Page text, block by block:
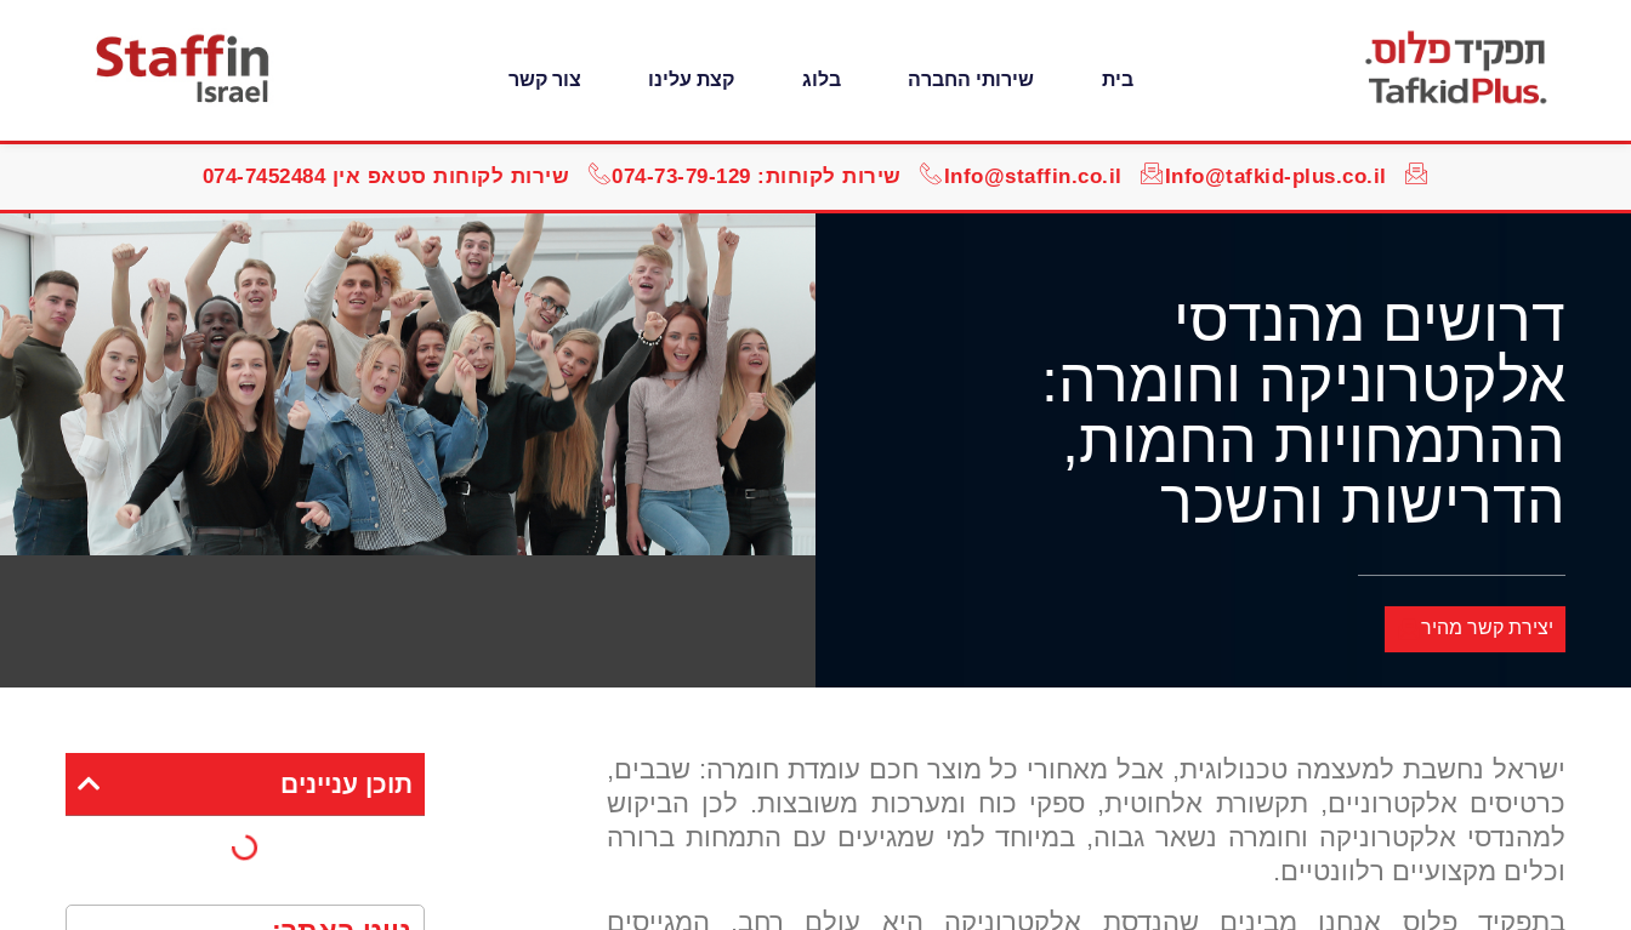
בית שירותי החברה בלוג קצת עלינו צור קשר
Info@tafkid-plus.co.il
Info@staffin.co.il שירות לקוחות: 074-73-79-129 שירות לקוחות סטאפ אין 074-7452484
דרושים מהנדסי
אלקטרוניקה וחומרה:
ההתמחויות החמות,
הדרישות והשכר
יצירת קשר מהיר
ישראל נחשבת למעצמה טכנולוגית, אבל מאחורי כל מוצר חכם עומדת חומרה: שבבים,
כרטיסים אלקטרוניים, תקשורת אלחוטית, ספקי כוח ומערכות משובצות. לכן הביקוש
למהנדסי אלקטרוניקה וחומרה נשאר גבוה, במיוחד למי שמגיעים עם התמחות ברורה
וכלים מקצועיים רלוונטיים.
בתפקיד פלוס אנחנו מבינים שהנדסת אלקטרוניקה היא עולם רחב. המגייסים
תוכן עניינים